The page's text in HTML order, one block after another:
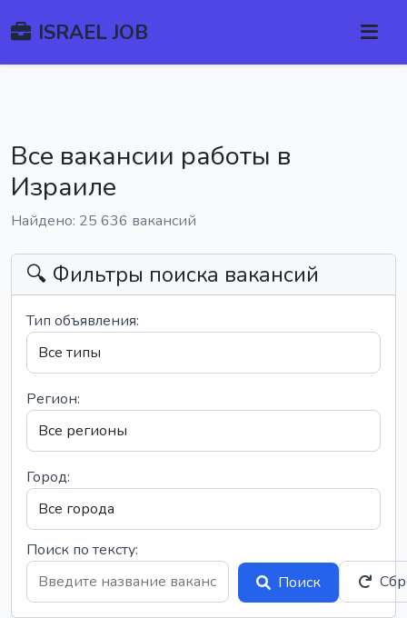
ISRAEL JOB
Все вакансии работы в
Израиле
Найдено: 25 636 вакансий
🔍 Фильтры поиска вакансий
Тип объявления:
Регион:
Город:
Поиск по тексту:
Поиск